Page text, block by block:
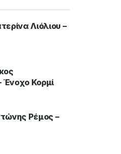
Λιόλιου –
Ένοχο Κορμί
Ρέμος –